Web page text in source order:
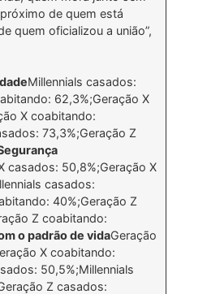
de quem está
quem oficializou a união”,
Millennials casados:
62,3%;Geração X
X coabitando:
73,3%;Geração Z
casados: 50,8%;Geração X
casados:
40%;Geração Z
Z coabitando:
o padrão de vidaGeração
X coabitando:
50,5%;Millennials
Z casados: